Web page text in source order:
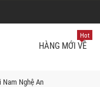
HÀNG MỚI VỀ
Hot
Nam Nghệ An